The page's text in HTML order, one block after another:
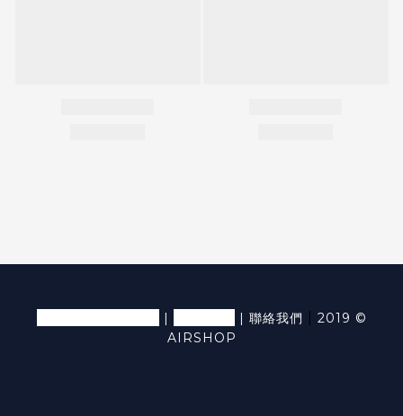
| | 聯絡我們
2019 ©
AIRSHOP